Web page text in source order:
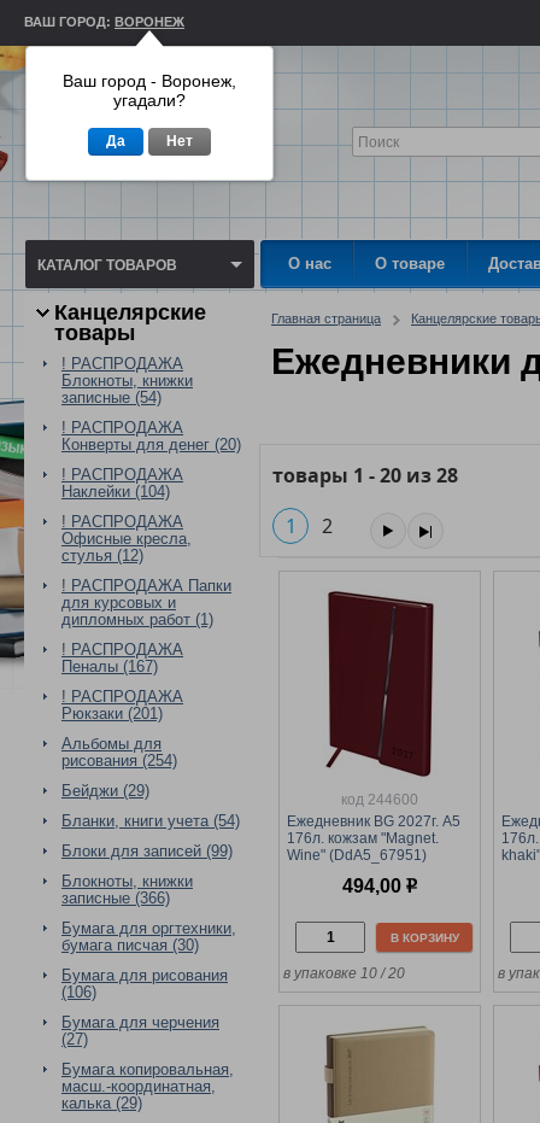
ВАШ ГОРОД: ВОРОНЕЖ
КАТАЛОГ ТОВАРОВ О нас О товаре
Канцелярские
товары
! РАСПРОДАЖА
Блокноты, книжки
записные (54)
! РАСПРОДАЖА
Конверты для денег (20)
! РАСПРОДАЖА
Наклейки (104)
! РАСПРОДАЖА
Офисные кресла,
стулья (12)
! РАСПРОДАЖА Папки
для курсовых и
дипломных работ (1)
! РАСПРОДАЖА
Пеналы (167)
! РАСПРОДАЖА
Рюкзаки (201)
Альбомы для
рисования (254)
Бейджи (29)
Бланки, книги учета (54)
Блоки для записей (99)
Блокноты, книжки
записные (366)
Бумага для оргтехники,
бумага писчая (30)
Бумага для рисования
(106)
Бумага для черчения
(27)
Бумага копировальная,
масш.-координатная,
калька (29)
Главная страница Канцелярские
Ежедневники
товары 1 -20 из28
1
2
код 244600
Ежедневник BG 2027г. А5
176л. кожзам "Magnet.
Wine" (DdA5_67951)
магнитный клапан
494,00 р
В КОРЗИНУ
в упаковке 10 / 20 в
Ваш город - Воронеж,
угадали?
Да Нет